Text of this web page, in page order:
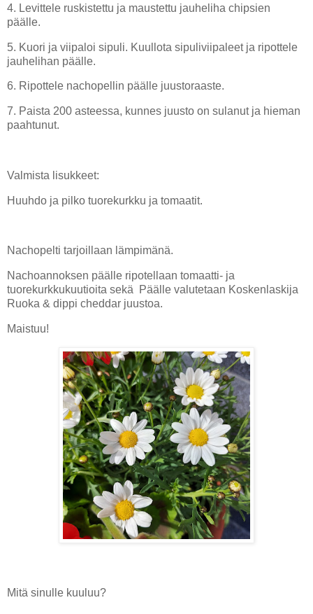
4. Levittele ruskistettu ja maustettu jauheliha chipsien
päälle.
5. Kuori ja viipaloi sipuli. Kuullota sipuliviipaleet ja ripottele
jauhelihan päälle.
6. Ripottele nachopellin päälle juustoraaste.
7. Paista 200 asteessa, kunnes juusto on sulanut ja hieman
paahtunut.
Valmista lisukkeet:
Huuhdo ja pilko tuorekurkku ja tomaatit.
Nachopelti tarjoillaan lämpimänä.
Nachoannoksen päälle ripotellaan tomaatti- ja
tuorekurkkukuutioita sekä Päälle valutetaan Koskenlaskija
Ruoka & dippi cheddar juustoa.
Maistuu!
Mitä sinulle kuuluu?